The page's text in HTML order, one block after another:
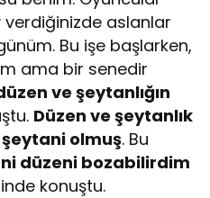
verdiğinizde aslanlar
Bu işe başlarken,
ama bir senedir
ve şeytanlığın
Düzen ve şeytanlık
şeytani olmuş. Bu
düzeni bozabilirdim
konuştu.